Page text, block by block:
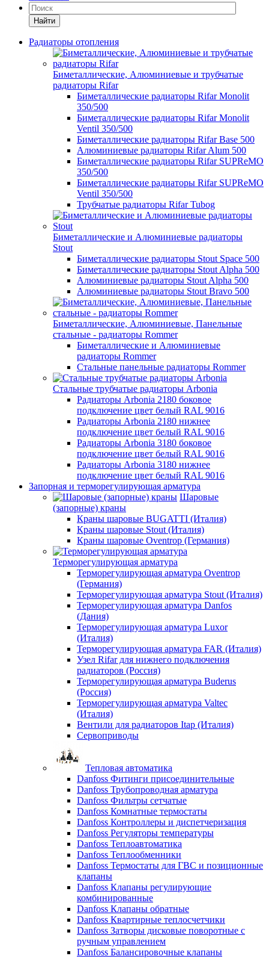
Найти
Радиаторы отопления
Биметаллические, Алюминиевые и трубчатые
радиаторы Rifar
Биметаллические радиаторы Rifar Monolit
350/500
Биметаллические радиаторы Rifar Monolit
Ventil 350/500
Биметаллические радиаторы Rifar Base 500
Алюминиевые радиаторы Rifar Alum 500
Биметаллические радиаторы Rifar SUPReMO
350/500
Биметаллические радиаторы Rifar SUPReMO
Ventil 350/500
Трубчатые радиаторы Rifar Tubog
Биметаллические и Алюминиевые радиаторы
Stout
Биметаллические радиаторы Stout Space 500
Биметаллические радиаторы Stout Alpha 500
Алюминиевые радиаторы Stout Alpha 500
Алюминиевые радиаторы Stout Bravo 500
Биметаллические, Алюминиевые, Панельные
стальные - радиаторы Rommer
Биметаллические и Алюминиевые
радиаторы Rommer
Стальные панельные радиаторы Rommer
Стальные трубчатые радиаторы Arbonia
Радиаторы Arbonia 2180 боковое
подключение цвет белый RAL 9016
Радиаторы Arbonia 2180 нижнее
подключение цвет белый RAL 9016
Радиаторы Arbonia 3180 боковое
подключение цвет белый RAL 9016
Радиаторы Arbonia 3180 нижнее
подключение цвет белый RAL 9016
Запорная и терморегулирующая арматура
Шаровые
(запорные) краны
Краны шаровые BUGATTI (Италия)
Краны шаровые Stout (Италия)
Краны шаровые Oventrop (Германия)
Терморегулирующая арматура
Терморегулирующая арматура Oventrop
(Германия)
Терморегулирующая арматура Stout (Италия)
Терморегулирующая арматура Danfos
(Дания)
Терморегулирующая арматура Luxor
(Италия)
Терморегулирующая арматура FAR (Италия)
Узел Rifar для нижнего подключения
радиаторов (Россия)
Терморегулирующая арматура Buderus
(Россия)
Терморегулирующая арматура Valtec
(Италия)
Вентили для радиаторов Itap (Италия)
Сервоприводы
Тепловая автоматика
Danfoss Фитинги присоединительные
Danfoss Трубопроводная арматура
Danfoss Фильтры сетчатые
Danfoss Комнатные термостаты
Danfoss Контроллеры и диспетчеризация
Danfoss Регуляторы температуры
Danfoss Теплоавтоматика
Danfoss Теплообменники
Danfoss Термостаты для ГВС и позиционные
клапаны
Danfoss Клапаны регулирующие
комбинированные
Danfoss Клапаны обратные
Danfoss Квартирные теплосчетчики
Danfoss Затворы дисковые поворотные с
ручным управлением
Danfoss Балансировочные клапаны